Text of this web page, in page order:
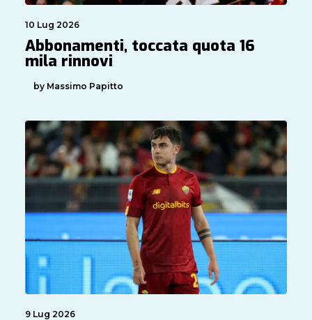
10 Lug 2026
Abbonamenti, toccata quota 16
mila rinnovi
by Massimo Papitto
9 Lug 2026